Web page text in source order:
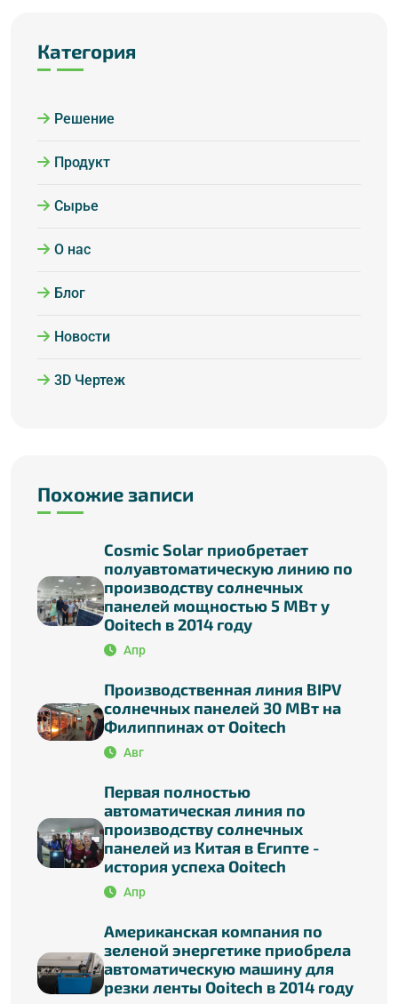
Категория
Решение
Продукт
Сырье
О нас
Блог
Новости
3D Чертеж
Похожие записи
Cosmic Solar приобретает
полуавтоматическую линию по
производству солнечных
панелей мощностью 5 МВт у
Ooitech в 2014 году
Апр
Производственная линия BIPV
солнечных панелей 30 МВт на
Филиппинах от Ooitech
Авг
Первая полностью
автоматическая линия по
производству солнечных
панелей из Китая в Египте -
история успеха Ooitech
Апр
Американская компания по
зеленой энергетике приобрела
автоматическую машину для
резки ленты Ooitech в 2014 году